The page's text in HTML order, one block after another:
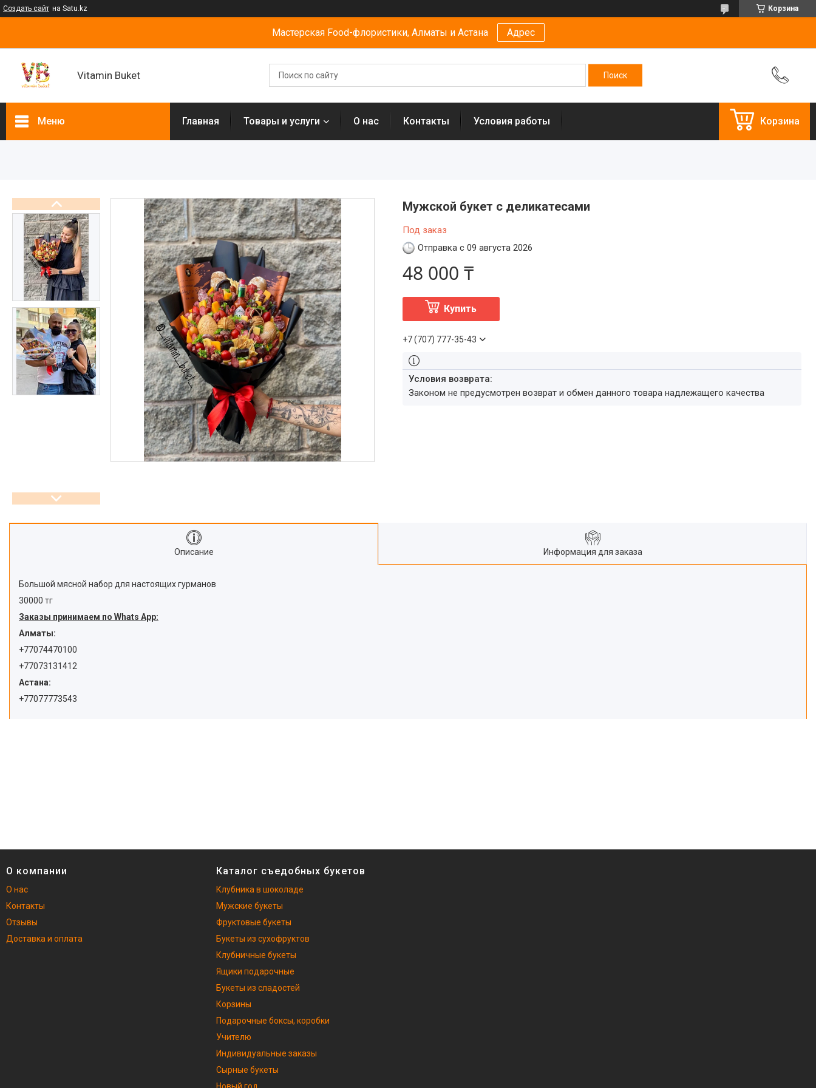
Создать сайт на Satu.kz Корзина
Мастерская Food-флористики, Алматы и Астана Адрес
Vitamin Buket
Меню
Фруктовые букеты
Букеты из сухофруктов
Клубничные букеты
Ящики подарочные
Букеты из сладостей
Корзины
Подарочные боксы, коробки
Съедобные букеты для
учителя
Новогодние подарки
Сладкие букеты на 8 марта
Необычные букеты
Сырные букеты
Сухофрукты в бельгийском
Отзывы
Главная Товары и услуги О нас Контакты Условия работы Корзина
Мужской букет с деликатесами
Под заказ
Отправка с 09 августа 2026
48 000 ₸
Купить
+7 (707) 777-35-43
Законом не предусмотрен возврат и обмен данного товара надлежащего качества
Описание Информация для заказа
Большой мясной набор для настоящих гурманов
30000 тг
Заказы принимаем по Whats App:
Алматы:
+77074470100
+77073131412
Астана:
+77077773543
О компании
О нас
Контакты
Отзывы
Доставка и оплата
Каталог съедобных букетов
Клубника в шоколаде
Мужские букеты
Фруктовые букеты
Букеты из сухофруктов
Клубничные букеты
Ящики подарочные
Букеты из сладостей
Корзины
Подарочные боксы, коробки
Учителю
Индивидуальные заказы
Сырные букеты